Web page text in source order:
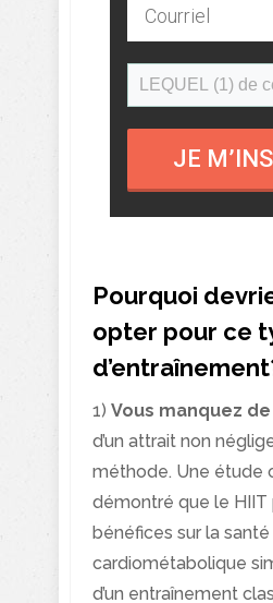
JE
Pourquoi
opter pour ce
1) Vous manquez
d’un attrait non
méthode. Une étude
démontré que le HIIT
bénéfices sur la santé
cardiométabolique
d’un entraînement